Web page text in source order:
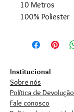
10 Metros
100% Poliester
Institucional
Sobre nós
Política de Devolução
Fale conosco